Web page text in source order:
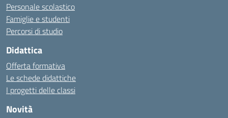
Personale scolastico
Famiglie e studenti
Percorsi di studio
Didattica
Offerta formativa
Le schede didattiche
I progetti delle classi
Novità